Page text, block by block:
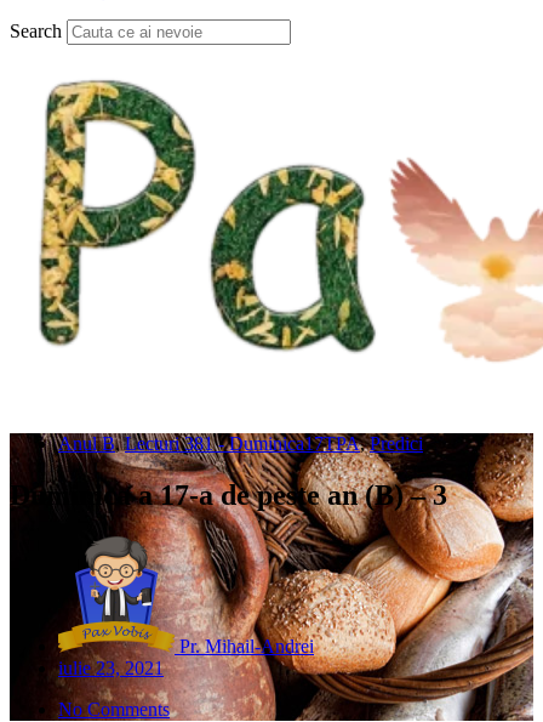
Search
Anul B,Lecturi 381 - Duminica17TPA,Predici
Duminica a 17-a de peste an (B) – 3
Pr. Mihail-Andrei
iulie 23, 2021
No Comments